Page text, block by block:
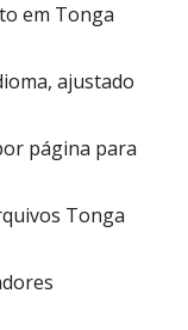
em Tonga
ajustado
página para
Tonga